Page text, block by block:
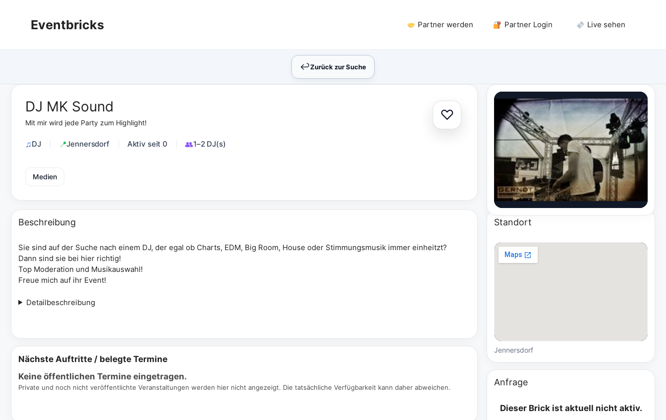
springenEventbricks Partner werden Partner Login Live sehen
↩︎Zurück zur Suche
♡Zur Auswahl hinzufügen
DJ MK Sound
Mit mir wird jede Party zum Highlight!
DJ Jennersdorf Aktiv seit 0 1–2 DJ(s)
Medien
Beschreibung
Sie sind auf der Suche nach einem DJ, der egal ob Charts, EDM, Big Room, House oder Stimmungsmusik immer einheitzt?
Dann sind sie bei hier richtig!
Top Moderation und Musikauswahl!
Freue mich auf ihr Event!
Detailbeschreibung
Nächste Auftritte / belegte Termine
Keine öffentlichen Termine eingetragen.
Private und noch nicht veröffentlichte Veranstaltungen werden hier nicht angezeigt. Die tatsächliche Verfügbarkeit kann daher abweichen.
Standort
Jennersdorf
Anfrage
Dieser Brick ist aktuell nicht aktiv.